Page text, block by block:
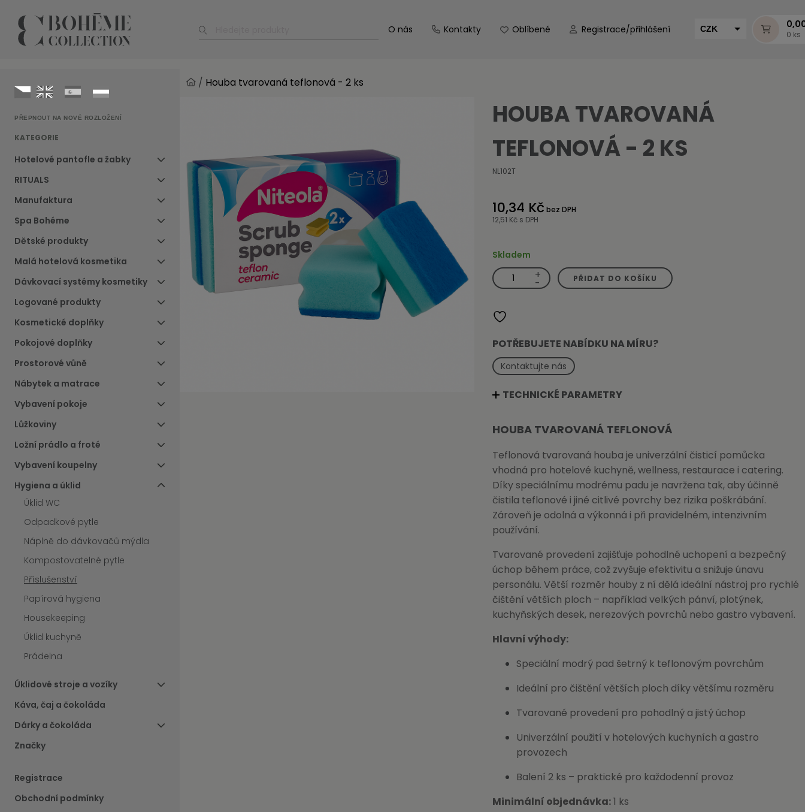
O nás Kontakty Oblíbené Registrace/přihlášení CZK
0 ks
PŘEPNOUT NA NOVÉ ROZLOŽENÍ
KATEGORIE
Hotelové pantofle a žabky
RITUALS
Manufaktura
Spa Bohéme
Dětské produkty
Malá hotelová kosmetika
Dávkovací systémy kosmetiky
Logované produkty
Kosmetické doplňky
Pokojové doplňky
Prostorové vůně
Nábytek a matrace
Vybavení pokoje
Lůžkoviny
Ložní prádlo a froté
Vybavení koupelny
Hygiena a úklid
Úklid WC
Odpadkové pytle
Náplně do dávkovačů mýdla
Kompostovatelné pytle
Příslušenství
Papírová hygiena
Housekeeping
Úklid kuchyně
Prádelna
Úklidové stroje a vozíky
Káva, čaj a čokoláda
Dárky a čokoláda
Značky
Registrace
Obchodní podmínky
/ Houba tvarovaná teflonová - 2 ks
HOUBA TVAROVANÁ
TEFLONOVÁ - 2 KS
NL102T
10,34 Kč bez DPH
12,51 Kč s DPH
Skladem
Houba
tvarovaná
teflonová
ks
množství
+
- PŘIDAT DO KOŠÍKU
POTŘEBUJETE NABÍDKU NA MÍRU?
Kontaktujte nás
TECHNICKÉ PARAMETRY
HOUBA TVAROVANÁ TEFLONOVÁ
Teflonová tvarovaná houba je univerzální čisticí pomůcka
vhodná pro hotelové kuchyně, wellness, restaurace i catering.
Díky speciálnímu modrému padu je navržena tak, aby účinně
čistila teflonové i jiné citlivé povrchy bez rizika poškrábání.
Zároveň je odolná a výkonná i při pravidelném, intenzivním
používání.
Tvarované provedení zajišťuje pohodlné uchopení a bezpečný
úchop během práce, což zvyšuje efektivitu a snižuje únavu
personálu. Větší rozměr houby z ní dělá ideální nástroj pro rychlé
čištění větších ploch – například velkých pánví, plotýnek,
kuchyňských desek, nerezových povrchů nebo gastro vybavení.
Hlavní výhody:
Speciální modrý pad šetrný k teflonovým povrchům
Ideální pro čištění větších ploch díky většímu rozměru
Tvarované provedení pro pohodlný a jistý úchop
Univerzální použití v hotelových kuchyních a gastro
provozech
Balení 2 ks – praktické pro každodenní provoz
Minimální objednávka:1 ks